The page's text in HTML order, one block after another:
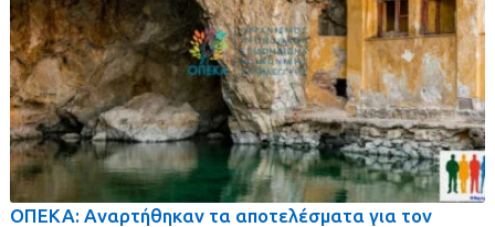
ΟΠΕΚΑ: Αναρτήθηκαν τα αποτελέσματα για τον